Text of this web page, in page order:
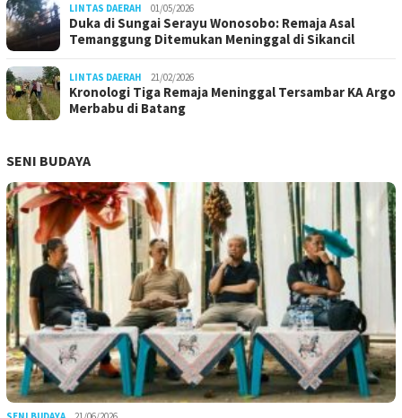
LINTAS DAERAH 01/05/2026
Duka di Sungai Serayu Wonosobo: Remaja Asal
Temanggung Ditemukan Meninggal di Sikancil
LINTAS DAERAH 21/02/2026
Kronologi Tiga Remaja Meninggal Tersambar KA Argo
Merbabu di Batang
SENI BUDAYA